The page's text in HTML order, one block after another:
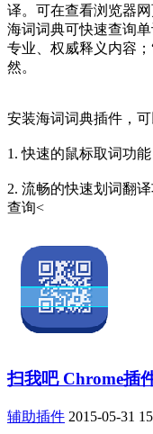
译。可在查看浏览器
海词词典可快速查询
专业、权威释义内容
然。
安装海词词典插件，可
1. 快速的鼠标取词功
2. 流畅的快速划词翻
查询<
扫我吧 Chrome插
辅助插件 2015-05-31